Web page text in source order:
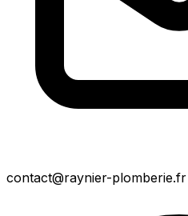
contact@raynier-plomberie.fr